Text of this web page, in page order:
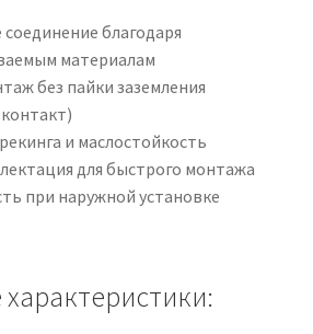
благодаря
материалам
без пайки заземления
и маслостойкость
для быстрого монтажа
при наружной установке